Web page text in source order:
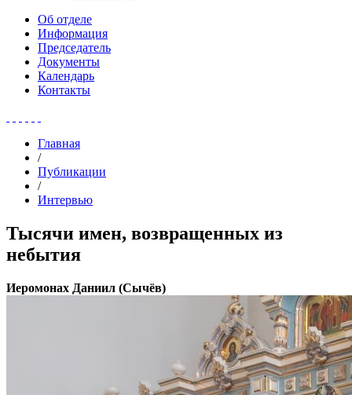
Об отделе
Информация
Председатель
Документы
Календарь
Контакты
Главная
/
Публикации
/
Интервью
Тысячи имен, возвращенных из
небытия
Иеромонах Даниил (Сычёв)